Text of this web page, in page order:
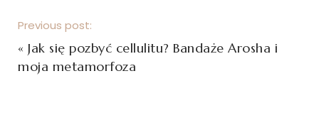
Previous post:
« Jak się pozbyć cellulitu? Bandaże Arosha i
moja metamorfoza